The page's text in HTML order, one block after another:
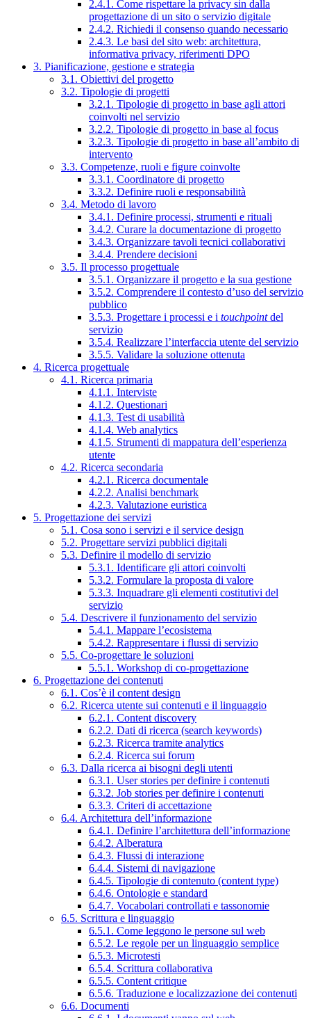
2.4.1. Come rispettare la privacy sin dalla
progettazione di un sito o servizio digitale
2.4.2. Richiedi il consenso quando necessario
2.4.3. Le basi del sito web: architettura,
informativa privacy, riferimenti DPO
3. Pianificazione, gestione e strategia
3.1. Obiettivi del progetto
3.2. Tipologie di progetti
3.2.1. Tipologie di progetto in base agli attori
coinvolti nel servizio
3.2.2. Tipologie di progetto in base al focus
3.2.3. Tipologie di progetto in base all’ambito di
intervento
3.3. Competenze, ruoli e figure coinvolte
3.3.1. Coordinatore di progetto
3.3.2. Definire ruoli e responsabilità
3.4. Metodo di lavoro
3.4.1. Definire processi, strumenti e rituali
3.4.2. Curare la documentazione di progetto
3.4.3. Organizzare tavoli tecnici collaborativi
3.4.4. Prendere decisioni
3.5. Il processo progettuale
3.5.1. Organizzare il progetto e la sua gestione
3.5.2. Comprendere il contesto d’uso del servizio
pubblico
3.5.3. Progettare i processi e i touchpointdel
servizio
3.5.4. Realizzare l’interfaccia utente del servizio
3.5.5. Validare la soluzione ottenuta
4. Ricerca progettuale
4.1. Ricerca primaria
4.1.1. Interviste
4.1.2. Questionari
4.1.3. Test di usabilità
4.1.4. Web analytics
4.1.5. Strumenti di mappatura dell’esperienza
utente
4.2. Ricerca secondaria
4.2.1. Ricerca documentale
4.2.2. Analisi benchmark
4.2.3. Valutazione euristica
5. Progettazione dei servizi
5.1. Cosa sono i servizi e il service design
5.2. Progettare servizi pubblici digitali
5.3. Definire il modello di servizio
5.3.1. Identificare gli attori coinvolti
5.3.2. Formulare la proposta di valore
5.3.3. Inquadrare gli elementi costitutivi del
servizio
5.4. Descrivere il funzionamento del servizio
5.4.1. Mappare l’ecosistema
5.4.2. Rappresentare i flussi di servizio
5.5. Co-progettare le soluzioni
5.5.1. Workshop di co-progettazione
6. Progettazione dei contenuti
6.1. Cos’è il content design
6.2. Ricerca utente sui contenuti e il linguaggio
6.2.1. Content discovery
6.2.2. Dati di ricerca (search keywords)
6.2.3. Ricerca tramite analytics
6.2.4. Ricerca sui forum
6.3. Dalla ricerca ai bisogni degli utenti
6.3.1. User stories per definire i contenuti
6.3.2. Job stories per definire i contenuti
6.3.3. Criteri di accettazione
6.4. Architettura dell’informazione
6.4.1. Definire l’architettura dell’informazione
6.4.2. Alberatura
6.4.3. Flussi di interazione
6.4.4. Sistemi di navigazione
6.4.5. Tipologie di contenuto (content type)
6.4.6. Ontologie e standard
6.4.7. Vocabolari controllati e tassonomie
6.5. Scrittura e linguaggio
6.5.1. Come leggono le persone sul web
6.5.2. Le regole per un linguaggio semplice
6.5.3. Microtesti
6.5.4. Scrittura collaborativa
6.5.5. Content critique
6.5.6. Traduzione e localizzazione dei contenuti
6.6. Documenti